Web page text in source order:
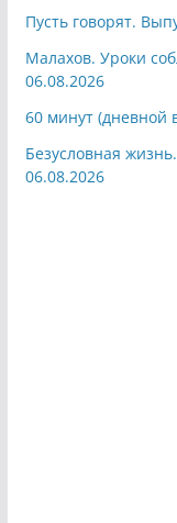
Пусть говорят.
Малахов. Уроки
06.08.2026
60 минут (дневной
Безусловная
06.08.2026